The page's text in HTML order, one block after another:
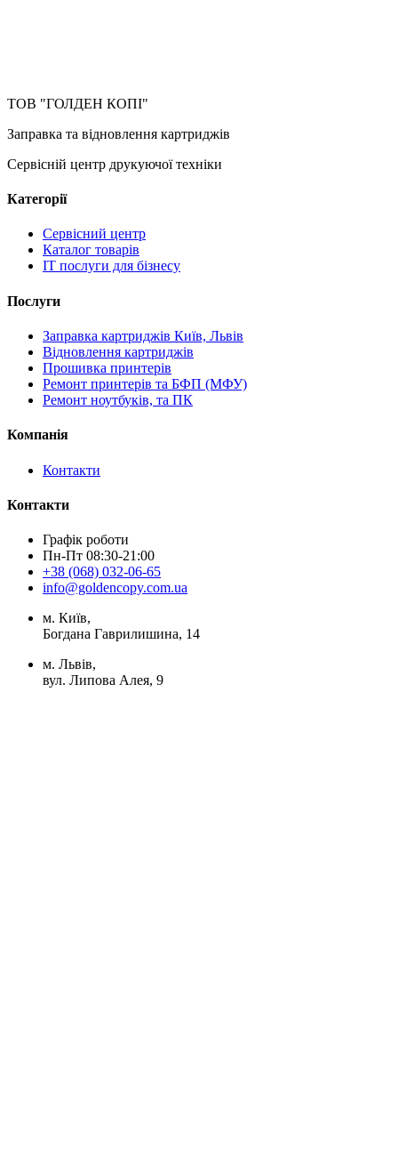
ТОВ "ГОЛДЕН КОПІ"
Заправка та відновлення картриджів
Сервісній центр друкуючої техніки
Категорії
Сервісний центр
Каталог товарів
IT послуги для бізнесу
Послуги
Заправка картриджів Київ, Львів
Відновлення картриджів
Прошивка принтерів
Ремонт принтерів та БФП (МФУ)
Ремонт ноутбуків, та ПК
Компанія
Контакти
Контакти
Графік роботи
Пн-Пт 08:30-21:00
+38 (068) 032-06-65
info@goldencopy.com.ua
м. Київ,
Богдана Гаврилишина, 14
м. Львів,
вул. Липова Алея, 9